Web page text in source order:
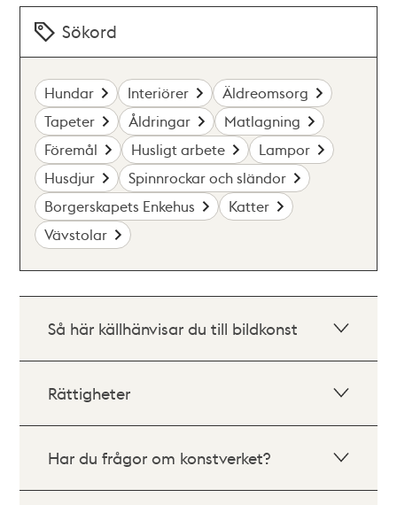
Sökord
Hundar Interiörer
Äldreomsorg
Tapeter
Åldringar
Matlagning
Föremål
Husligt arbete
Lampor
Husdjur
Spinnrockar och sländor
Borgerskapets Enkehus
Katter
Vävstolar
Så här källhänvisar du till bildkonst
Rättigheter
Har du frågor om konstverket?